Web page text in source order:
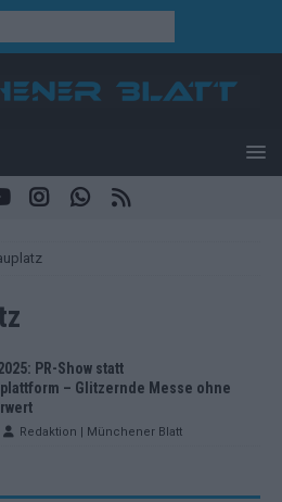
PR-Show statt
– Glitzernde Messe ohne
Redaktion | Münchener Blatt